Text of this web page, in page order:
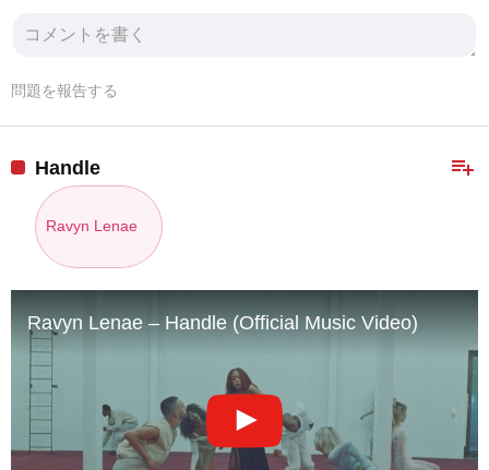
問題を報告する
playlist_add
Handle
Ravyn Lenae
Ravyn Lenae – Handle (Official Music Video)